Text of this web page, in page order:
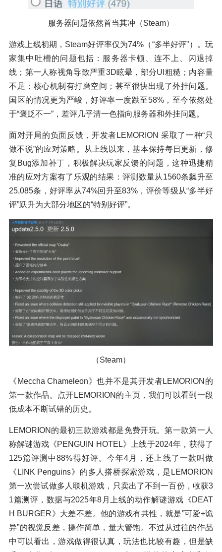
服务器问题依然首当其冲（Steam）
游戏上线初期，Steam好评率仅为74%（“多半好评”）。玩
家集中吐槽的问题包括：服务器卡顿、连不上、闪退掉
线；第一人称视角导致严重3D眩晕，部分UI粗糙；内容量
不足；核心机制有打磨空间；甚至很快出现了外挂问题。
国区的情况更为严峻，好评率一度跌至58%，至今依然处
于“褒贬不一”，差评几乎清一色指向服务器和外挂问题。
面对开局的负面反馈，开发者LEMORION 采取了一种“只
做不说”的应对策略。从上线以来，基本保持每日更新，修
复Bug添加补丁，积极解决玩家反馈的问题，这种迅捷精
准的应对方案有了乐观的结果：评测数量从1560条飙升至
25,085条，好评率从74%回升至83%，评价等级从“多半好
评”跃升为大部分地区的“特别好评”。
（Steam）
《Meccha Chameleon》也并不是其开发者LEMORION的
第一款作品。点开LEMORION的主页，我们可以看到一段
低成本不断试错的历史。
LEMORION的最初三款游戏都是免费开玩。第一款第一人
称解谜游戏《PENGUIN HOTEL》上线于2024年，获得了
125篇评测中88%得好评。今年4月，还上线了一款叫做
《LINK Penguins》的多人搭桥探索游戏，是LEMORION
第一次尝试做多人联机游戏，只卖出了不到一百份，收获3
1篇测评，数据与2025年8月上线的动作解谜游戏《DEAT
H BURGER》大差不差。他的游戏有共性，就是”可爱+诡
异”的视觉反差，操作简单，量大管饱。不过从过往的作品
中可以看出，游戏做得很认真，玩法也比较有趣，但是缺